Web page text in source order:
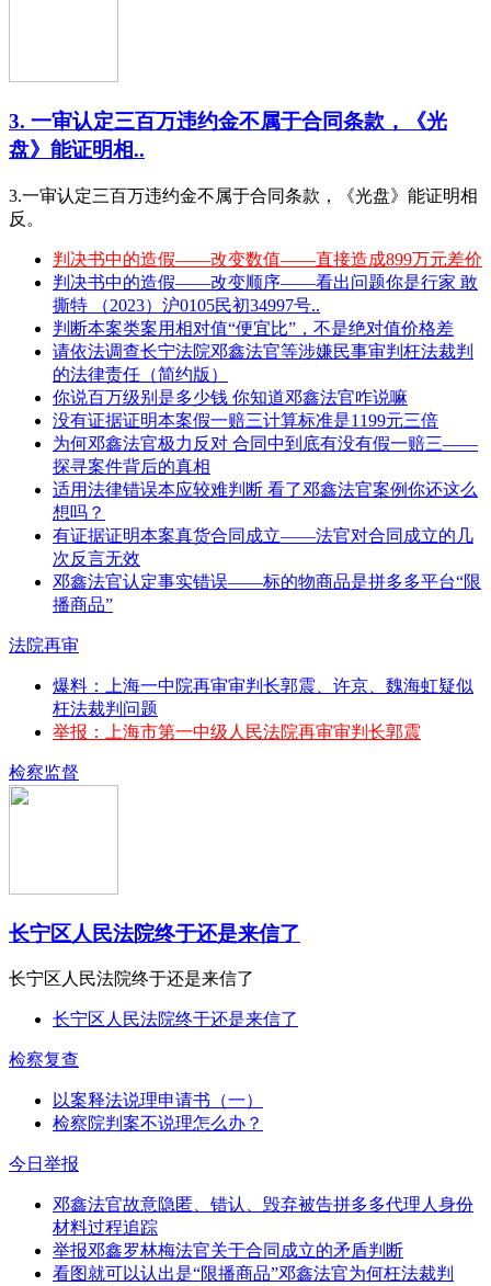
3. 一审认定三百万违约金不属于合同条款，《光
盘》能证明相..
3.一审认定三百万违约金不属于合同条款，《光盘》能证明相
反。
判决书中的造假——改变数值——直接造成899万元差价
判决书中的造假——改变顺序——看出问题你是行家 敢
撕特 （2023）沪0105民初34997号..
判断本案类案用相对值“便宜比”，不是绝对值价格差
请依法调查长宁法院邓鑫法官等涉嫌民事审判枉法裁判
的法律责任（简约版）
你说百万级别是多少钱 你知道邓鑫法官咋说嘛
没有证据证明本案假一赔三计算标准是1199元三倍
为何邓鑫法官极力反对 合同中到底有没有假一赔三——
探寻案件背后的真相
适用法律错误本应较难判断 看了邓鑫法官案例你还这么
想吗？
有证据证明本案真货合同成立——法官对合同成立的几
次反言无效
邓鑫法官认定事实错误——标的物商品是拼多多平台“限
播商品”
法院再审
爆料：上海一中院再审审判长郭震、许京、魏海虹疑似
枉法裁判问题
举报：上海市第一中级人民法院再审审判长郭震
检察监督
长宁区人民法院终于还是来信了
长宁区人民法院终于还是来信了
长宁区人民法院终于还是来信了
检察复查
以案释法说理申请书（一）
检察院判案不说理怎么办？
今日举报
邓鑫法官故意隐匿、错认、毁弃被告拼多多代理人身份
材料过程追踪
举报邓鑫罗林梅法官关于合同成立的矛盾判断
看图就可以认出是“限播商品”邓鑫法官为何枉法裁判